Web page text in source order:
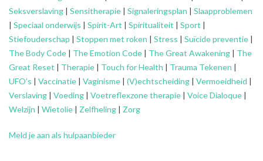
Seksverslaving | Sensitherapie | Signaleringsplan | Slaapproblemen
| Speciaal onderwijs | Spirit-Art | Spiritualiteit | Sport |
Stiefouderschap | Stoppen met roken | Stress | Suïcide preventie |
The Body Code | The Emotion Code | The Great Awakening | The
Great Reset | Therapie | Touch for Health | Trauma Tekenen |
UFO’s | Vaccinatie | Vaginisme | (V)echtscheiding | Vermoeidheid |
Verslaving | Voeding | Voetreflexzone therapie | Voice Dialoque |
Welzijn | Wietolie | Zelfheling | Zorg
Meld je aan als hulpaanbieder